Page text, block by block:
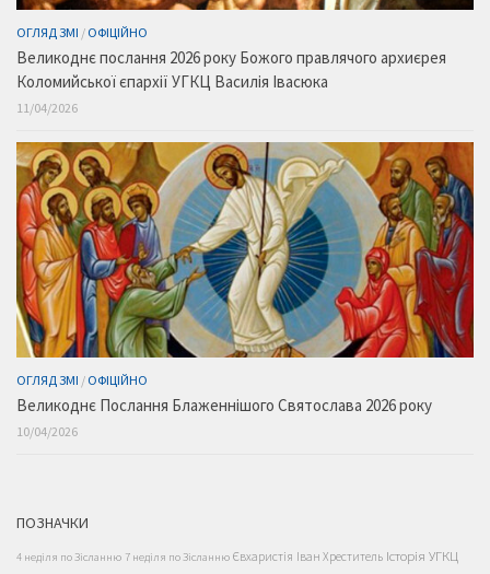
ОГЛЯД ЗМІ / ОФІЦІЙНО
Великоднє послання 2026 року Божого правлячого архиєрея
Коломийської єпархії УГКЦ Василія Івасюка
11/04/2026
ОГЛЯД ЗМІ / ОФІЦІЙНО
Великоднє Послання Блаженнішого Святослава 2026 року
10/04/2026
ПОЗНАЧКИ
4 неділя по Зісланню 7 неділя по Зісланню Євхаристія Іван Хреститель Історія УГКЦ